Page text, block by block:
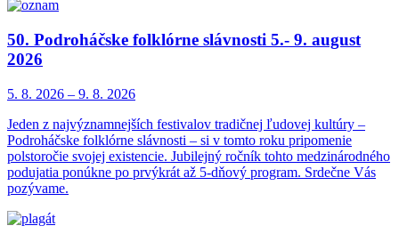
50. Podroháčske folklórne slávnosti 5.- 9. august
2026
5. 8. 2026 – 9. 8. 2026
Jeden z najvýznamnejších festivalov tradičnej ľudovej kultúry –
Podroháčske folklórne slávnosti – si v tomto roku pripomenie
polstoročie svojej existencie. Jubilejný ročník tohto medzinárodného
podujatia ponúkne po prvýkrát až 5-dňový program. Srdečne Vás
pozývame.